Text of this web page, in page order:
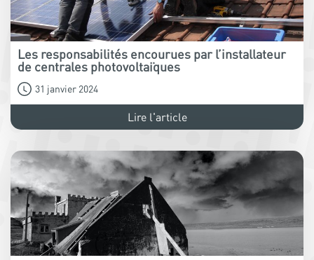
Les responsabilités encourues par l’installateur
de centrales photovoltaïques
31 janvier 2024
Lire l'article